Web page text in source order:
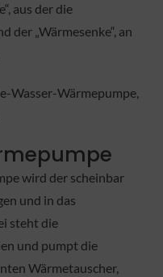
aus der die
der „Wärmesenke“, an
Wasser-Wärmepumpe,
wird der scheinbar
und in das
steht die
und pumpt die
Wärmetauscher,